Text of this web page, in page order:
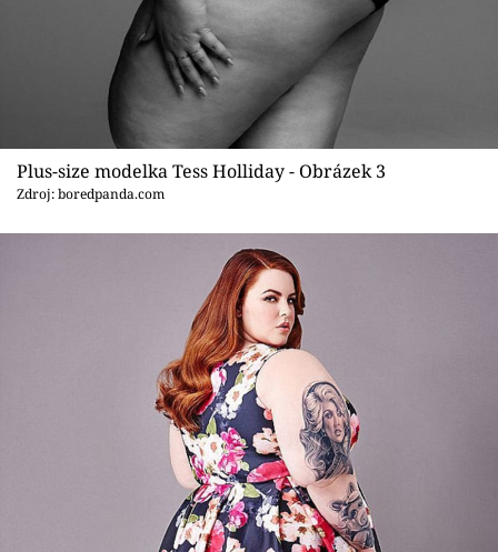
Plus-size modelka Tess Holliday - Obrázek 3
Zdroj: boredpanda.com